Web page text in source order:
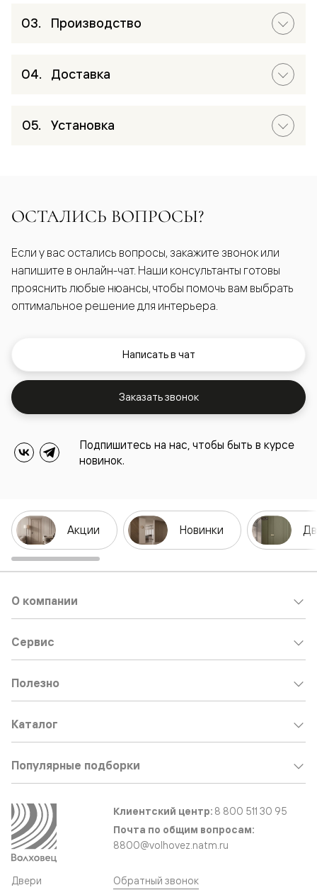
Производство
Доставка
Установка
ОСТАЛИСЬ ВОПРОСЫ?
Если у вас остались вопросы, закажите звонок или
напишите в онлайн-чат. Наши консультанты готовы
прояснить любые нюансы, чтобы помочь вам выбрать
оптимальное решение для интерьера.
Написать в чат
Заказать звонок
Подпишитесь на нас, чтобы быть в курсе
новинок.
Акции Новинки
Двери
О компании
Сервис
Полезно
Каталог
Популярные подборки
Клиентский центр: 8 800 511 30 95
Почта по общим вопросам:
8800@volhovez.natm.ru
Обратный звонок